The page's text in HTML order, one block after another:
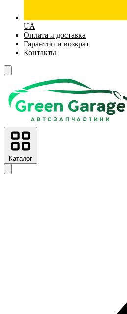
UA
Оплата и доставка
Гарантии и возврат
Контакты
Каталог